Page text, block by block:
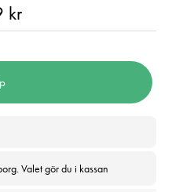
kr
Valet gör du i kassan